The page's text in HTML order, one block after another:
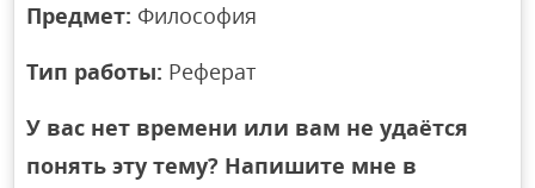
Предмет: Философия
Тип работы: Реферат
У вас нет времени или вам не удаётся
понять эту тему? Напишите мне в